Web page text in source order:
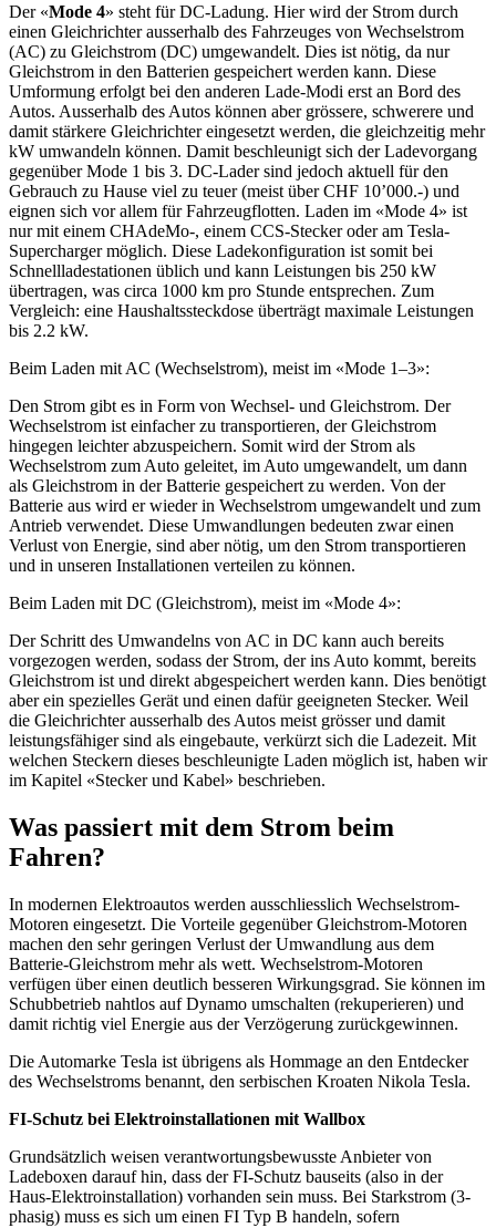
Der «Mode 4» steht für DC-Ladung. Hier wird der Strom durch
einen Gleichrichter ausserhalb des Fahrzeuges von Wechselstrom
(AC) zu Gleichstrom (DC) umgewandelt. Dies ist nötig, da nur
Gleichstrom in den Batterien gespeichert werden kann. Diese
Umformung erfolgt bei den anderen Lade-Modi erst an Bord des
Autos. Ausserhalb des Autos können aber grössere, schwerere und
damit stärkere Gleichrichter eingesetzt werden, die gleichzeitig mehr
kW umwandeln können. Damit beschleunigt sich der Ladevorgang
gegenüber Mode 1 bis 3. DC-Lader sind jedoch aktuell für den
Gebrauch zu Hause viel zu teuer (meist über CHF 10’000.-) und
eignen sich vor allem für Fahrzeugflotten. Laden im «Mode 4» ist
nur mit einem CHAdeMo-, einem CCS-Stecker oder am Tesla-
Supercharger möglich. Diese Ladekonfiguration ist somit bei
Schnellladestationen üblich und kann Leistungen bis 250 kW
übertragen, was circa 1000 km pro Stunde entsprechen. Zum
Vergleich: eine Haushaltssteckdose überträgt maximale Leistungen
bis 2.2 kW.
Beim Laden mit AC (Wechselstrom), meist im «Mode 1–3»:
Den Strom gibt es in Form von Wechsel- und Gleichstrom. Der
Wechselstrom ist einfacher zu transportieren, der Gleichstrom
hingegen leichter abzuspeichern. Somit wird der Strom als
Wechselstrom zum Auto geleitet, im Auto umgewandelt, um dann
als Gleichstrom in der Batterie gespeichert zu werden. Von der
Batterie aus wird er wieder in Wechselstrom umgewandelt und zum
Antrieb verwendet. Diese Umwandlungen bedeuten zwar einen
Verlust von Energie, sind aber nötig, um den Strom transportieren
und in unseren Installationen verteilen zu können.
Beim Laden mit DC (Gleichstrom), meist im «Mode 4»:
Der Schritt des Umwandelns von AC in DC kann auch bereits
vorgezogen werden, sodass der Strom, der ins Auto kommt, bereits
Gleichstrom ist und direkt abgespeichert werden kann. Dies benötigt
aber ein spezielles Gerät und einen dafür geeigneten Stecker. Weil
die Gleichrichter ausserhalb des Autos meist grösser und damit
leistungsfähiger sind als eingebaute, verkürzt sich die Ladezeit. Mit
welchen Steckern dieses beschleunigte Laden möglich ist, haben wir
im Kapitel «Stecker und Kabel» beschrieben.
Was passiert mit dem Strom beim
Fahren?
In modernen Elektroautos werden ausschliesslich Wechselstrom-
Motoren eingesetzt. Die Vorteile gegenüber Gleichstrom-Motoren
machen den sehr geringen Verlust der Umwandlung aus dem
Batterie-Gleichstrom mehr als wett. Wechselstrom-Motoren
verfügen über einen deutlich besseren Wirkungsgrad. Sie können im
Schubbetrieb nahtlos auf Dynamo umschalten (rekuperieren) und
damit richtig viel Energie aus der Verzögerung zurückgewinnen.
Die Automarke Tesla ist übrigens als Hommage an den Entdecker
des Wechselstroms benannt, den serbischen Kroaten Nikola Tesla.
FI-Schutz bei Elektroinstallationen mit Wallbox
Grundsätzlich weisen verantwortungsbewusste Anbieter von
Ladeboxen darauf hin, dass der FI-Schutz bauseits (also in der
Haus-Elektroinstallation) vorhanden sein muss. Bei Starkstrom (3-
phasig) muss es sich um einen FI Typ B handeln, sofern